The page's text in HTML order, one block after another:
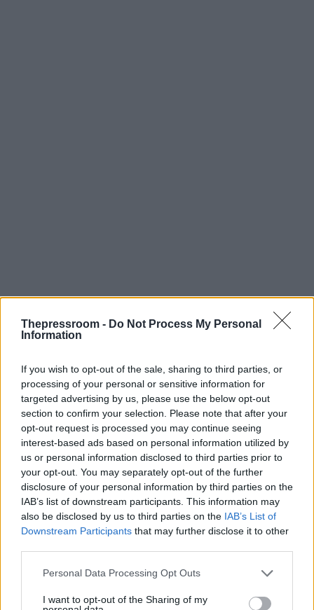
Thepressroom - Do Not Process My Personal
Information
If you wish to opt-out of the sale, sharing to third parties, or
processing of your personal or sensitive information for
targeted advertising by us, please use the below opt-out
section to confirm your selection. Please note that after your
opt-out request is processed you may continue seeing
interest-based ads based on personal information utilized by
us or personal information disclosed to third parties prior to
your opt-out. You may separately opt-out of the further
disclosure of your personal information by third parties on the
IAB’s list of downstream participants. This information may
also be disclosed by us to third parties on the IAB’s List of
Downstream Participants that may further disclose it to other
Please note that this website/app uses one or more Google
not limited to your visit or usage behaviour. You may click to
Personal Data Processing Opt Outs
I want to opt-out of the Sharing of my
νοσηλεύτρια που καταδιώχθηκε από
κουκουλοφόρους μέχρι το νοσοκομείο Ulster,
αλλά και την περίπτωση ενός πάστορα από το
Κονγκό που αναγκάστηκε να κρυφτεί με την
οικογένειά του, απευθύνοντας δραματική
έκκληση για ειρηνική συνύπαρξη.
Παράλληλα, οι ταραχές έχουν παραλύσει την
τοπική αγορά, με τις μικρομεσαίες επιχειρήσεις
να δέχονται ισχυρό οικονομικό πλήγμα.
Φυτίλι για την έκρηξη της βίας αποτέλεσε η άγρια
στο βόρειο Μπέλφαστ. Το 44χρονο θύμα
νοσηλεύεται σε κρίσιμη κατάσταση, έχοντας